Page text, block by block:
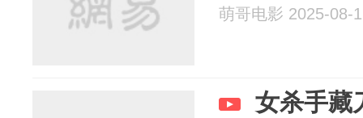
萌哥电影 2025-08-
女杀手藏